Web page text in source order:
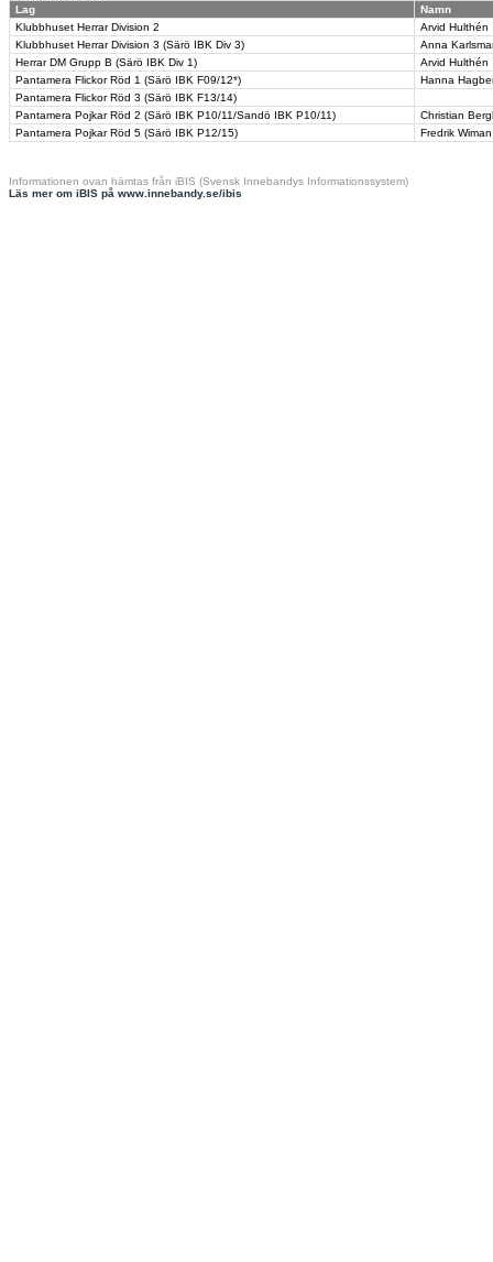
Lag
Namn
Klubbhuset Herrar Division 2
Arvid Hulthén
Klubbhuset Herrar Division 3 (Särö IBK Div 3)
Anna
Herrar DM Grupp B (Särö IBK Div 1)
Arvid Hulthén
Pantamera Flickor Röd 1 (Särö IBK F09/12*)
Hanna
Pantamera Flickor Röd 3 (Särö IBK F13/14)
Pantamera Pojkar Röd 2 (Särö IBK P10/11/Sandö IBK P10/11)
Christian
Pantamera Pojkar Röd 5 (Särö IBK P12/15)
Fredrik Wiman
Informationen ovan hämtas från iBIS (Svensk Innebandys Informationssystem)
Läs mer om iBIS på www.innebandy.se/ibis